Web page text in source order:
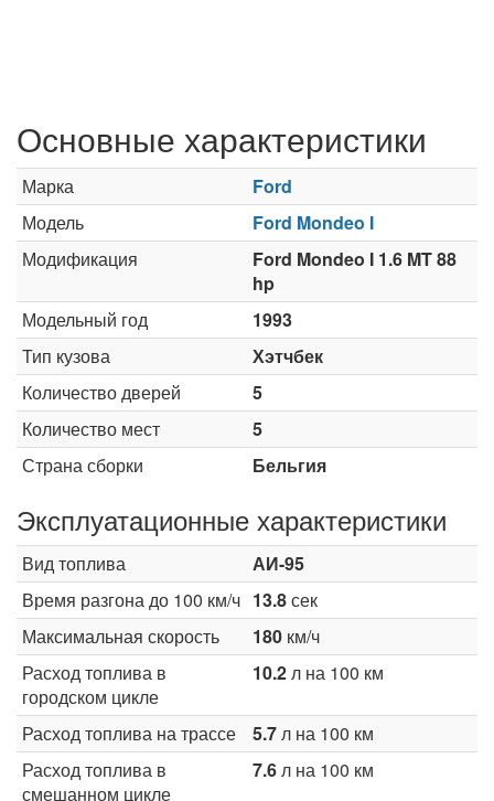
Основные характеристики
Марка
Ford
Модель
Ford Mondeo I
Модификация
Ford Mondeo I 1.6 MT 88
hp
Модельный год
1993
Тип кузова
Хэтчбек
Количество дверей
5
Количество мест
5
Страна сборки
Бельгия
Эксплуатационные характеристики
Вид топлива
АИ-95
Время разгона до 100 км/ч 13.8сек
Максимальная скорость
180 км/ч
Расход топлива в
городском цикле
10.2л на 100 км
Расход топлива на трассе 5.7л на 100 км
Расход топлива в
смешанном цикле
7.6л на 100 км